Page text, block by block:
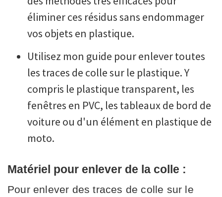
éliminer ces résidus sans endommager
vos objets en plastique.
Utilisez mon guide pour enlever toutes
les traces de colle sur le plastique. Y
compris le plastique transparent, les
fenêtres en PVC, les tableaux de bord de
voiture ou d'un élément en plastique de
moto.
Matériel pour enlever de la colle :
Pour enlever des traces de colle sur le